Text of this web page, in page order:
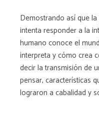
Demostrando así que
intenta responder a la
humano conoce el
interpreta y cómo crea
decir la transmisión de
pensar, características
lograron a cabalidad y